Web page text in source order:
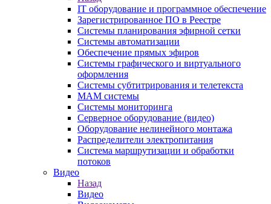
IT оборудование и программное обеспечение
Зарегистрированное ПО в Реестре
Системы планирования эфирной сетки
Системы автоматизации
Обеспечение прямых эфиров
Системы графического и виртуального
оформления
Системы субтитрирования и телетекста
MAM системы
Системы мониторинга
Серверное оборудование (видео)
Оборудование нелинейного монтажа
Распределители электропитания
Система маршрутизации и обработки
потоков
Видео
Назад
Видео